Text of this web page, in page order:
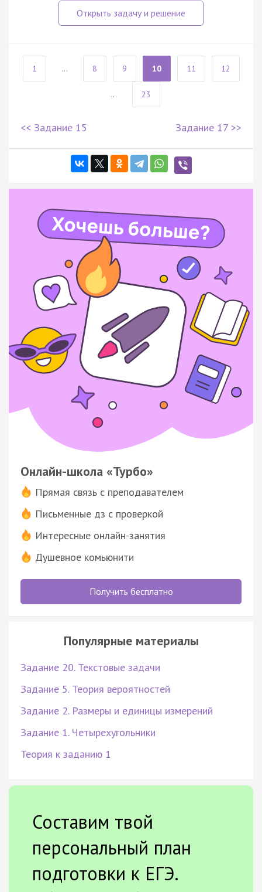
1 ... 8 9 10 11 12
... 23
<< Задание 15 Задание 17 >>
Онлайн-школа «Турбо»
Прямая связь с преподавателем
Письменные дз с проверкой
Интересные онлайн-занятия
Душевное комьюнити
Получить бесплатно
Популярные материалы
Задание 20. Текстовые задачи
Задание 5. Теория вероятностей
Задание 2. Размеры и единицы измерений
Задание 1. Четырехугольники
Теория к заданию 1
Составим твой
персональный план
подготовки к ЕГЭ.